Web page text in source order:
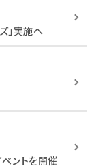
」実施へ
ントを開催